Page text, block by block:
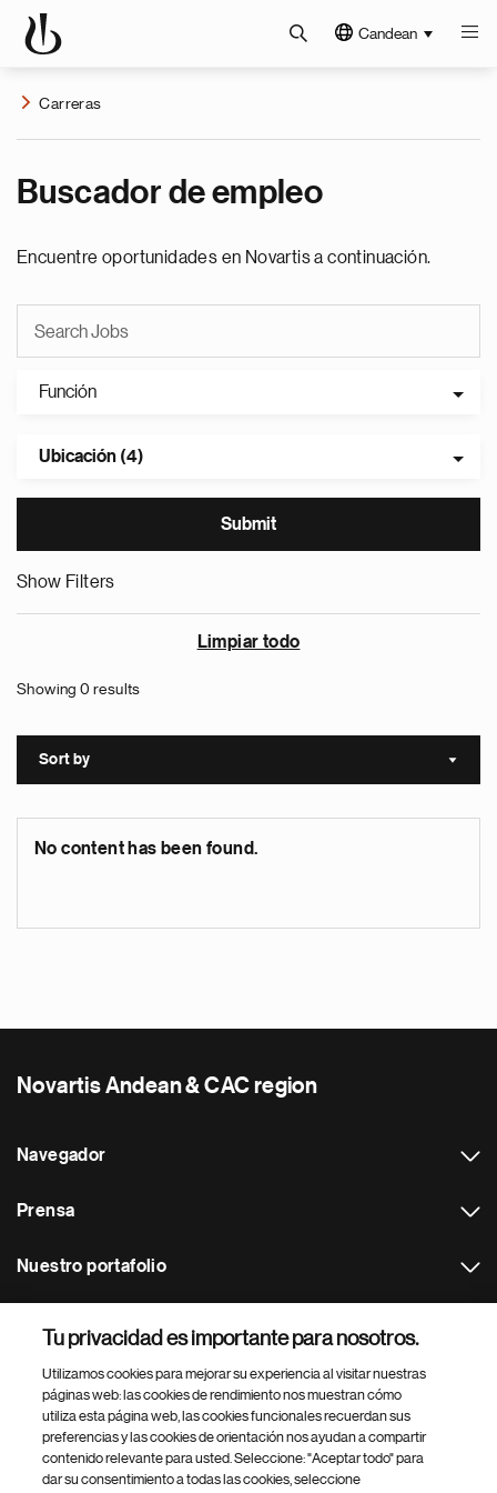
Candean
Carreras
Buscador de empleo
Encuentre oportunidades en Novartis a continuación.
Función
Ubicación (4)
Show Filters
Limpiar todo
Showing 0 results
Sort by Sort
No content has been found.
Novartis Andean & CAC region
Navegador
Prensa
Nuestro portafolio
Footer Site Search
Tu privacidad es importante para nosotros.
Utilizamos cookies para mejorar su experiencia al visitar nuestras
páginas web: las cookies de rendimiento nos muestran cómo
utiliza esta página web, las cookies funcionales recuerdan sus
preferencias y las cookies de orientación nos ayudan a compartir
contenido relevante para usted. Seleccione: "Aceptar todo" para
dar su consentimiento a todas las cookies, seleccione